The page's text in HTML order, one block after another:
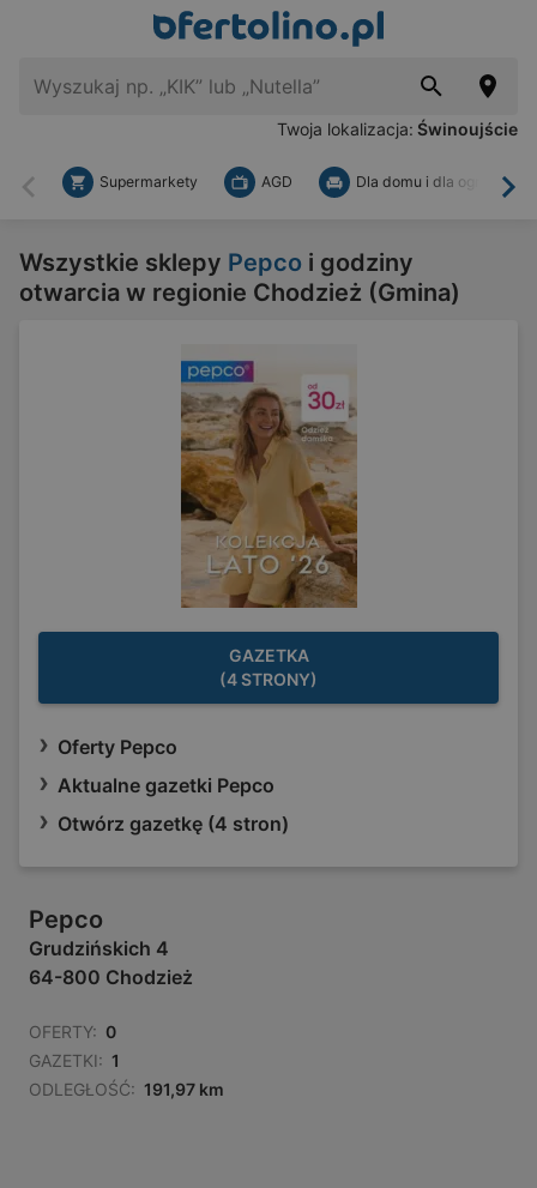
Twoja lokalizacja: Świnoujście
Wstecz
Supermarkety AGD Dla domu i dla ogrodu
Wszystkie sklepy Pepco i godziny
otwarcia w regionie Chodzież (Gmina)
GAZETKA
(4 STRONY)
Oferty Pepco
Aktualne gazetki Pepco
Otwórz gazetkę (4 stron)
Pepco
Grudzińskich 4
64-800 Chodzież
OFERTY: 0
GAZETKI: 1
ODLEGŁOŚĆ: 191,97 km